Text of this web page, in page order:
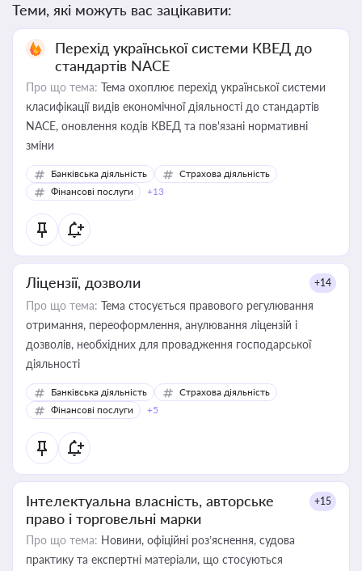
Теми, які можуть вас зацікавити:
Перехід української системи КВЕД до
стандартів NACE
Про що тема: Тема охоплює перехід української системи
класифікації видів економічної діяльності до стандартів
NACE, оновлення кодів КВЕД та пов'язані нормативні
зміни
Банківська діяльність
Страхова діяльність
Фінансові послуги
+13
Ліцензії, дозволи +14
Про що тема: Тема стосується правового регулювання
отримання, переоформлення, анулювання ліцензій і
дозволів, необхідних для провадження господарської
діяльності
Банківська діяльність
Страхова діяльність
Фінансові послуги
+5
Інтелектуальна власність, авторське
право і торговельні марки
+15
Про що тема: Новини, офіційні роз’яснення, судова
практику та експертні матеріали, що стосуються